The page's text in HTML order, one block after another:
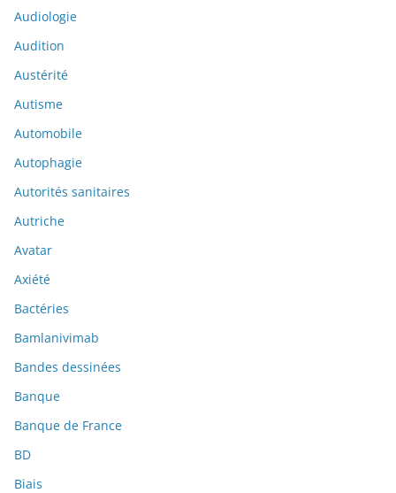
Audiologie
Audition
Austérité
Autisme
Automobile
Autophagie
Autorités sanitaires
Autriche
Avatar
Axiété
Bactéries
Bamlanivimab
Bandes dessinées
Banque
Banque de France
BD
Biais